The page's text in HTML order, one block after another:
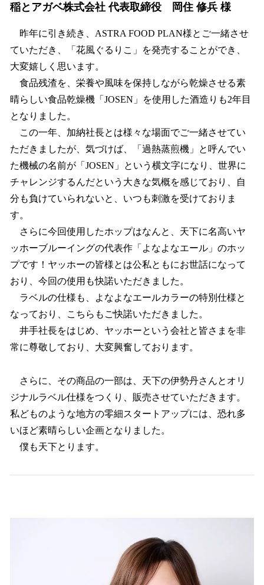
稲とアガベ株式会社 代表取締役 岡住 修兵 様
昨年に引き続き、ASTRA FOOD PLAN様とご一緒させ
ていただき、「花風ぐるりこ」を発売することができ、
大変嬉しく思います。
食品残渣を、栄養や風味を保持しながら乾燥させる素
晴らしい食品乾燥機「JOSEN」を使用した酒造りも2年目
となりました。
この一年、加納社長とは様々な場面でご一緒させてい
ただきましたが、気づけば、「過熱蒸煎機」と呼んでい
た機械の名前が「JOSEN」という横文字になり、世界に
チャレンジするんだという大きな気概を感じており、自
分も負けていられないと、いつも刺激を受けておりま
す。
さらに今回使用したホップはなんと、天下に名高いヤ
ッホーブルーイングの代表作「よなよなエール」のホッ
プです！ヤッホーの皆様とは公私ともにお世話になって
おり、今回の使用も快諾いただきました。
ラベルの仕様も、よなよなエールカラーの特別仕様と
なっており、こちらもご快諾いただきました。
井手社長をはじめ、ヤッホーという会社と皆さまを非
常に尊敬しており、大変興奮しております。
さらに、その商品の一部は、天下の伊勢丹さんとオリ
ジナルラベル仕様をつくり、販売させていただきます。
私どものような地方の零細スタートアップには、恐れ多
いほど素晴らしい企画となりました。
僕も天下とります。